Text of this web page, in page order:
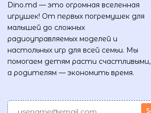
Dino.md — это огромная вселенная
игрушек! От первых погремушек для
малышей до сложных
радиоуправляемых моделей и
настольных игр для всей семьи. Мы
помогаем детям расти счастливыми,
а родителям — экономить время.